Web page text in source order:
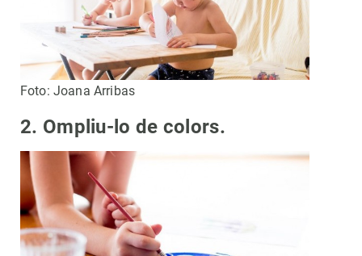
Foto: Joana Arribas
2. Ompliu-lo de colors.